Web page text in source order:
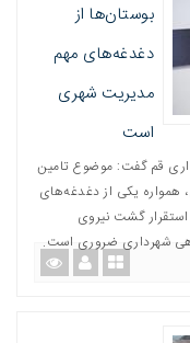
بوستان‌ها از
دغدغه‌های مهم
مدیریت شهری
است
قم‌ گفت: موضوع تامین
همواره یکی از دغدغه‌های
گشت نیروی
شهرداری ضروری است‌.